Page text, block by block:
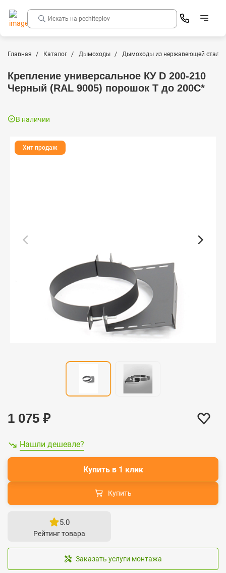
Главная Каталог Дымоходы Дымоходы из нержавеющей стали
Крепление универсальное КУ D 200-210
Черный (RAL 9005) порошок Т до 200С*
В наличии
Хит продаж
1 075 ₽
Нашли дешевле?
Купить
Купить в 1 клик
5.0
Рейтинг товара
Заказать услуги монтажа